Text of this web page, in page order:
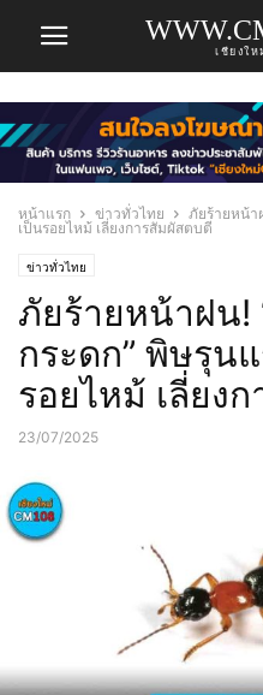
เชียงใ
หน้าแรก ข่าวทั่วไทย
ภัยร้ายหน้า
เป็นรอยไหม้ เลี่ยงการสัมผัสตบตี
ข่าวทั่วไทย
ภัยร้ายหน้าฝน!
กระดก” พิษรุน
รอยไหม้ เลี่ยง
23/07/2025